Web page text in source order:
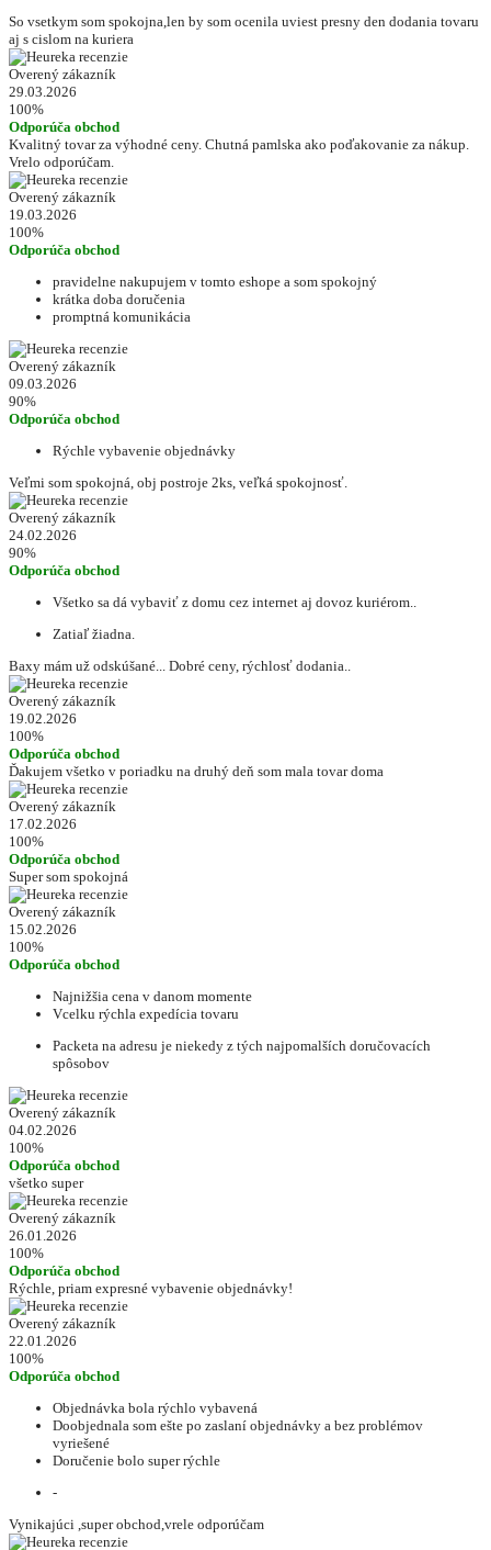
So vsetkym som spokojna,len by som ocenila uviest presny den dodania tovaru
aj s cislom na kuriera
Overený zákazník
29.03.2026
100%
Odporúča obchod
Kvalitný tovar za výhodné ceny. Chutná pamlska ako poďakovanie za nákup.
Vrelo odporúčam.
Overený zákazník
19.03.2026
100%
Odporúča obchod
pravidelne nakupujem v tomto eshope a som spokojný
krátka doba doručenia
promptná komunikácia
Overený zákazník
09.03.2026
90%
Odporúča obchod
Rýchle vybavenie objednávky
Veľmi som spokojná, obj postroje 2ks, veľká spokojnosť.
Overený zákazník
24.02.2026
90%
Odporúča obchod
Všetko sa dá vybaviť z domu cez internet aj dovoz kuriérom..
Zatiaľ žiadna.
Baxy mám už odskúšané... Dobré ceny, rýchlosť dodania..
Overený zákazník
19.02.2026
100%
Odporúča obchod
Ďakujem všetko v poriadku na druhý deň som mala tovar doma
Overený zákazník
17.02.2026
100%
Odporúča obchod
Super som spokojná
Overený zákazník
15.02.2026
100%
Odporúča obchod
Najnižšia cena v danom momente
Vcelku rýchla expedícia tovaru
Packeta na adresu je niekedy z tých najpomalších doručovacích
spôsobov
Overený zákazník
04.02.2026
100%
Odporúča obchod
všetko super
Overený zákazník
26.01.2026
100%
Odporúča obchod
Rýchle, priam expresné vybavenie objednávky!
Overený zákazník
22.01.2026
100%
Odporúča obchod
Objednávka bola rýchlo vybavená
Doobjednala som ešte po zaslaní objednávky a bez problémov
vyriešené
Doručenie bolo super rýchle
-
Vynikajúci ,super obchod,vrele odporúčam